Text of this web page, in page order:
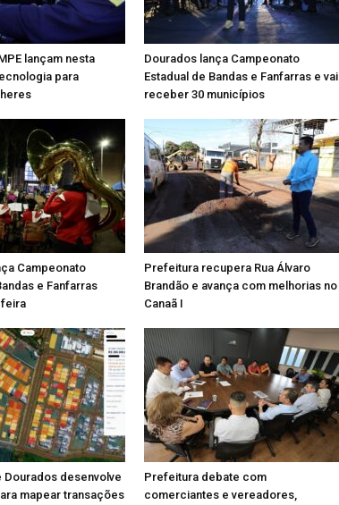
lançam nesta
para
Dourados lança Campeonato
Estadual de Bandas e Fanfarras e vai
receber 30 municípios
Campeonato
e Fanfarras
feira
Prefeitura recupera Rua Álvaro
Brandão e avança com melhorias no
Canaã I
Dourados desenvolve
mapear transações
Prefeitura debate com
comerciantes e vereadores,